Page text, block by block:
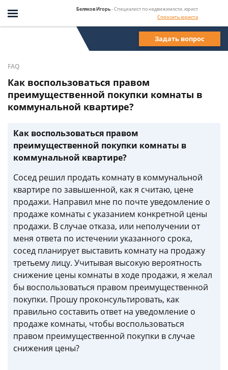
Беляков Игорь- Специалист по недвижимости, юрист
Спросить юриста
Задать вопрос
FAQ
Как воспользоваться правом
преимущественной покупки комнаты в
коммунальной квартире?
Как воспользоваться правом
преимущественной покупки комнаты в
коммунальной квартире?
Сосед решил продать комнату в коммунальной
квартире по завышенной, как я считаю, цене
продажи. Направил мне по почте уведомление о
продаже комнаты с указанием конкретной цены
продажи. В случае отказа, или неполучении от
меня ответа по истечении указанного срока,
сосед планирует выставить комнату на продажу
третьему лицу. Учитывая высокую вероятность
снижение цены комнаты в ходе продажи, я желал
бы воспользоваться правом преимущественной
покупки. Прошу проконсультировать, как
правильно составить ответ на уведомление о
продаже комнаты, чтобы воспользоваться
правом преимущественной покупки в случае
снижения цены?